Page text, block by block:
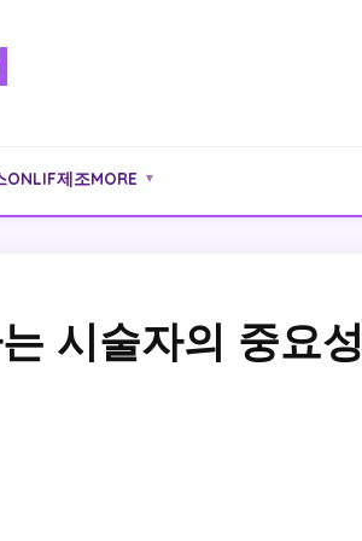
ONLIF제조MORE ▼
시술자의 중요성